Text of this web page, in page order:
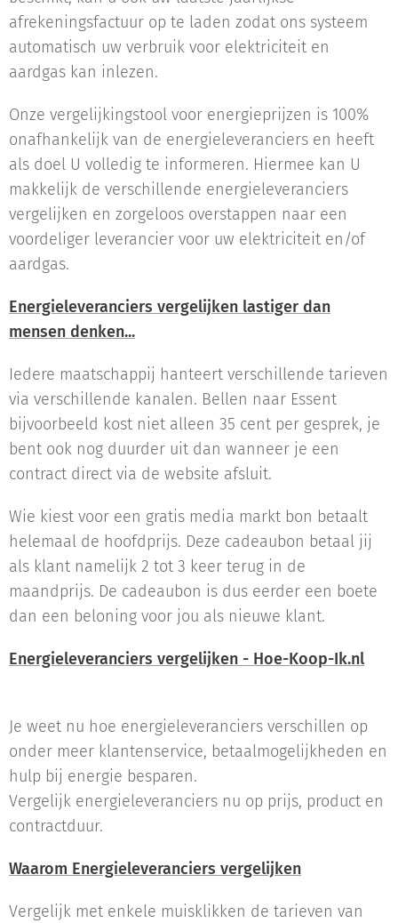
afrekeningsfactuur op te laden zodat ons systeem
automatisch uw verbruik voor elektriciteit en
aardgas kan inlezen.
Onze vergelijkingstool voor energieprijzen is 100%
onafhankelijk van de energieleveranciers en heeft
als doel U volledig te informeren. Hiermee kan U
makkelijk de verschillende energieleveranciers
vergelijken en zorgeloos overstappen naar een
voordeliger leverancier voor uw elektriciteit en/of
aardgas.
Energieleveranciers vergelijken lastiger dan
mensen denken...
Iedere maatschappij hanteert verschillende tarieven
via verschillende kanalen. Bellen naar Essent
bijvoorbeeld kost niet alleen 35 cent per gesprek, je
bent ook nog duurder uit dan wanneer je een
contract direct via de website afsluit.
Wie kiest voor een gratis media markt bon betaalt
helemaal de hoofdprijs. Deze cadeaubon betaal jij
als klant namelijk 2 tot 3 keer terug in de
maandprijs. De cadeaubon is dus eerder een boete
dan een beloning voor jou als nieuwe klant.
Energieleveranciers vergelijken - Hoe-Koop-Ik.nl
Je weet nu hoe energieleveranciers verschillen op
onder meer klantenservice, betaalmogelijkheden en
hulp bij energie besparen.
Vergelijk energieleveranciers nu op prijs, product en
contractduur.
Waarom Energieleveranciers vergelijken
Vergelijk met enkele muisklikken de tarieven van